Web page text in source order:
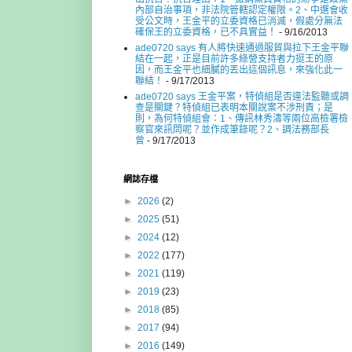
內部自治事項，非法院管轄認定權限。2、中選會收
受公文時，王金平的立委資格已消滅，假處分無法
確保王的立委資格，已不具實益！ - 9/16/2013
ade0720 says 有人將快速通過服貿與拉下王金平聯
結在一起，正是目前許多綠營支持者力挺王的原
因，而王金平也細膩的丟出這個訊息，來強化此一
聯結！ - 9/17/2013
ade0720 says 王金平案，特偵組是否違法監聽或調
查是關鍵？特偵組已表明本關說案不涉刑責；是
則，為何特偵組會：1、傳訊林秀濤等兩位高檢署檢
察官來訊問呢？並作成筆錄呢？2、調法務部長
曾 - 9/17/2013
網誌存檔
► 2026 (2)
► 2025 (51)
► 2024 (12)
► 2022 (177)
► 2021 (119)
► 2019 (23)
► 2018 (85)
► 2017 (94)
► 2016 (149)